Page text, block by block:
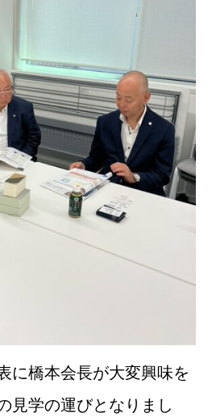
に橋本会長が大変興味を
見学の運びとなりまし